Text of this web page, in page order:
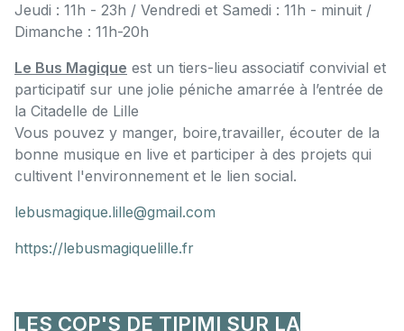
Jeudi : 11h - 23h / Vendredi et Samedi : 11h - minuit /
Dimanche : 11h-20h
Le Bus Magique est un tiers-lieu associatif convivial et
participatif sur une jolie péniche amarrée à l’entrée de
la Citadelle de Lille
Vous pouvez y manger, boire,travailler, écouter de la
bonne musique en live et participer à des projets qui
cultivent l'environnement et le lien social.
lebusmagique.lille@gmail.com
https://lebusmagiquelille.fr
LES COP'S DE TIPIMI SUR LA